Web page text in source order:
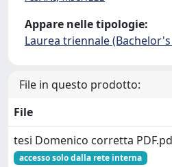
Appare nelle tipologie:
Laurea triennale
File in questo prodotto:
File
tesi Domenico corretta
accesso solo dalla rete interna